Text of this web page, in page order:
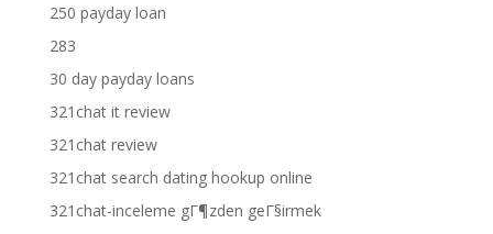
250 payday loan
283
30 day payday loans
321chat it review
321chat review
321chat search dating hookup online
321chat-inceleme gГ¶zden geГ§irmek